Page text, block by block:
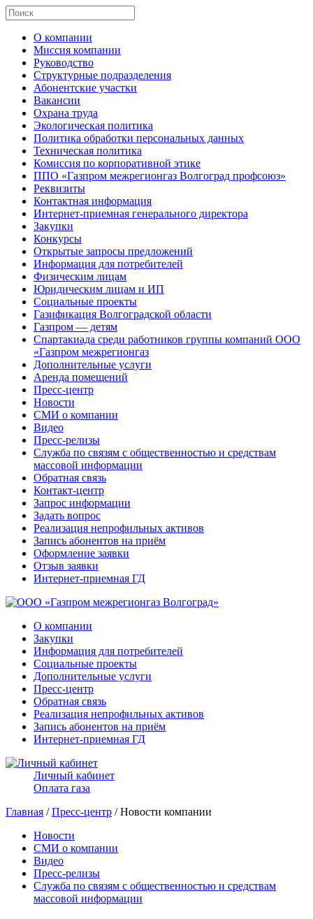
О компании
Миссия компании
Руководство
Структурные подразделения
Абонентские участки
Вакансии
Охрана труда
Экологическая политика
Политика обработки персональных данных
Техническая политика
Комиссия по корпоративной этике
ППО «Газпром межрегионгаз Волгоград профсоюз»
Реквизиты
Контактная информация
Интернет-приемная генерального директора
Закупки
Конкурсы
Открытые запросы предложений
Информация для потребителей
Физическим лицам
Юридическим лицам и ИП
Социальные проекты
Газификация Волгоградской области
Газпром — детям
Спартакиада среди работников группы компаний ООО
«Газпром межрегионгаз
Дополнительные услуги
Аренда помещений
Пресс-центр
Новости
СМИ о компании
Видео
Пресс-релизы
Служба по связям с общественностью и средствам
массовой информации
Обратная связь
Контакт-центр
Запрос информации
Задать вопрос
Реализация непрофильных активов
Запись абонентов на приём
Оформление заявки
Отзыв заявки
Интернет-приемная ГД
О компании
Закупки
Информация для потребителей
Социальные проекты
Дополнительные услуги
Пресс-центр
Обратная связь
Реализация непрофильных активов
Запись абонентов на приём
Интернет-приемная ГД
Личный кабинет
Оплата газа
Главная /Пресс-центр / Новости компании
Новости
СМИ о компании
Видео
Пресс-релизы
Служба по связям с общественностью и средствам
массовой информации